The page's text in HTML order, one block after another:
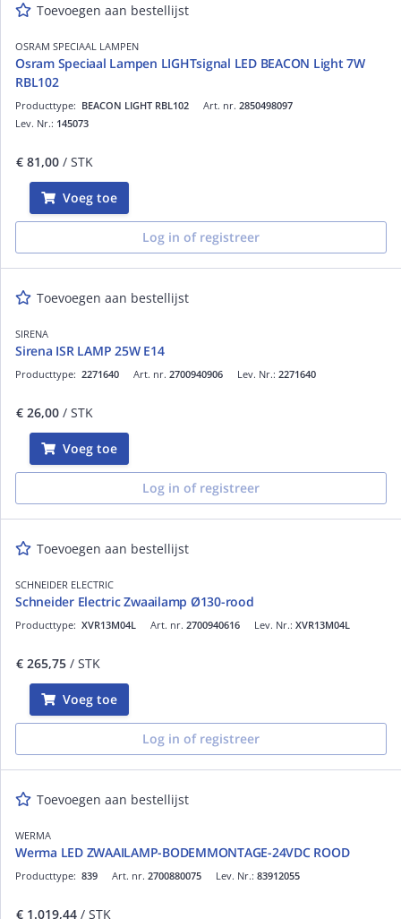
Toevoegen aan bestellijst
OSRAM SPECIAAL LAMPEN
Osram Speciaal Lampen LIGHTsignal LED BEACON Light 7W
RBL102
Art. nr. 2850498097
Producttype: BEACON LIGHT RBL102
Lev. Nr.: 145073
€ 81,00 / STK
Voeg toe
Log in of registreer
Toevoegen aan bestellijst
SIRENA
Sirena ISR LAMP 25W E14
Art. nr. 2700940906
Producttype: 2271640 Lev. Nr.: 2271640
€ 26,00 / STK
Voeg toe
Log in of registreer
Toevoegen aan bestellijst
SCHNEIDER ELECTRIC
Schneider Electric Zwaailamp Ø130-rood
Art. nr. 2700940616
Producttype: XVR13M04L Lev. Nr.: XVR13M04L
€ 265,75 / STK
Voeg toe
Log in of registreer
Toevoegen aan bestellijst
WERMA
Werma LED ZWAAILAMP-BODEMMONTAGE-24VDC ROOD
Art. nr. 2700880075
Producttype: 839 Lev. Nr.: 83912055
€ 1.019,44 / STK